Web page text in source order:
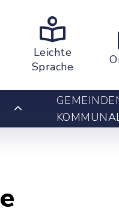
Leichte
Sprache